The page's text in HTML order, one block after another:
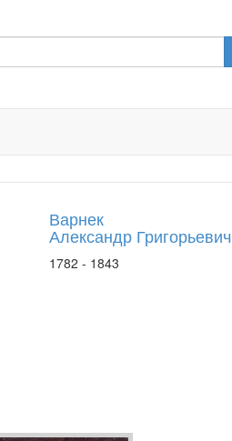
Варнек
Александр Григорьевич
1782 - 1843